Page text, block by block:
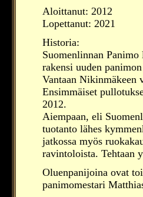
Aloittanut: 2012
Lopettanut: 2021
Historia:
Suomenlinnan
rakensi uuden
Vantaan Nikinmäkeen
Ensimmäiset
2012.
Aiempaan, eli
tuotanto lähes
jatkossa myös
ravintoloista. Tehtaan
Oluenpanijoina ovat
panimomestari